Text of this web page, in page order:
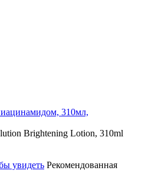
310мл,
Brightening Lotion, 310ml
увидеть Рекомендованная